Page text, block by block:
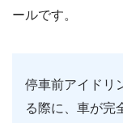
ールです。
停車前アイドリ
る際に、車が完